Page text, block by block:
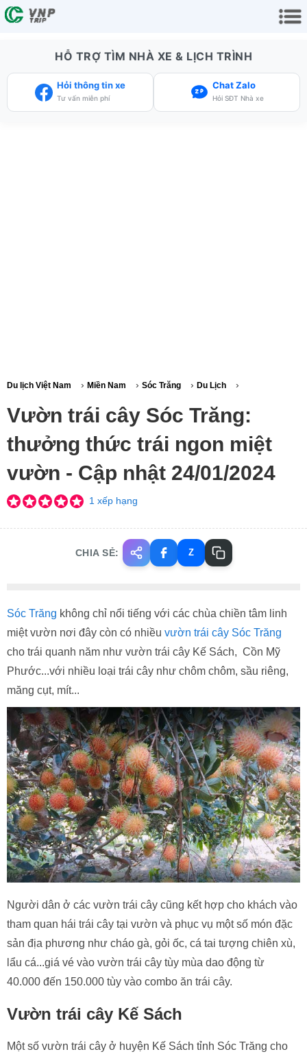
HỖ TRỢ TÌM NHÀ XE & LỊCH TRÌNH
Hỏi thông tin xe
Tư vấn miễn phí
Chat Zalo
Hỏi SĐT Nhà xe
Du lịch Việt Nam › Miền Nam › Sóc Trăng › Du Lịch ›
Vườn trái cây Sóc Trăng:
thưởng thức trái ngon miệt
vườn - Cập nhật 24/01/2024
1 xếp hạng
CHIA SẺ: Z
Sóc Trăng không chỉ nổi tiếng với các chùa chiền tâm linh
miệt vườn nơi đây còn có nhiều vườn trái cây Sóc Trăng
cho trái quanh năm như vườn trái cây Kế Sách, Cồn Mỹ
Phước...với nhiều loại trái cây như chôm chôm, sầu riêng,
măng cụt, mít...
Người dân ở các vườn trái cây cũng kết hợp cho khách vào
tham quan hái trái cây tại vườn và phục vụ một số món đặc
sản địa phương như cháo gà, gỏi ốc, cá tai tượng chiên xù,
lẩu cá...giá vé vào vườn trái cây tùy mùa dao động từ
40.000 đến 150.000 tùy vào combo ăn trái cây.
Vườn trái cây Kế Sách
Một số vườn trái cây ở huyện Kế Sách tỉnh Sóc Trăng cho